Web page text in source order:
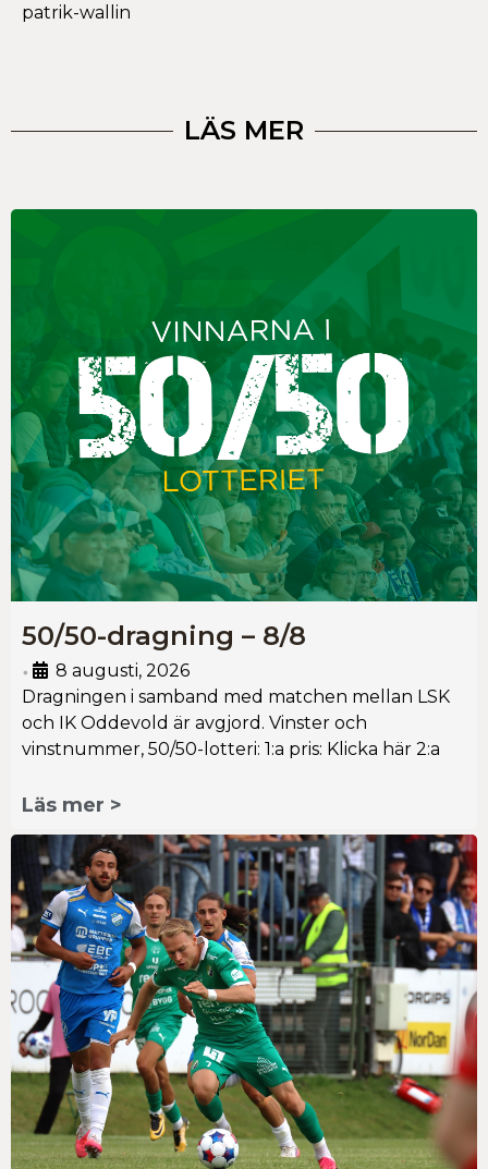
patrik-wallin
LÄS MER
50/50-dragning – 8/8
•
8 augusti, 2026
Dragningen i samband med matchen mellan LSK
och IK Oddevold är avgjord. Vinster och
vinstnummer, 50/50-lotteri: 1:a pris: Klicka här 2:a
Läs mer >